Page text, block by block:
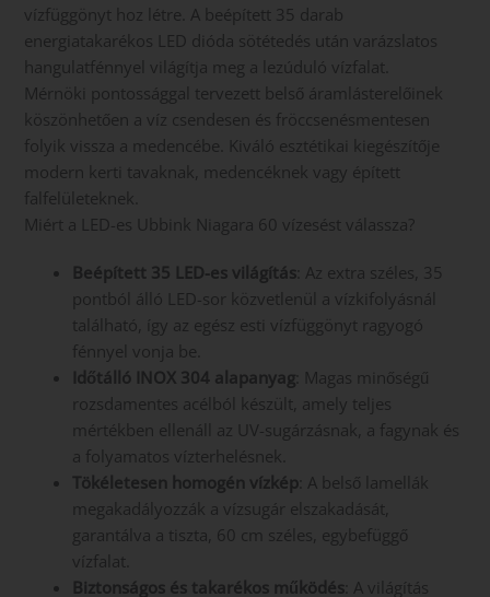
vízfüggönyt hoz létre. A beépített 35 darab
energiatakarékos LED dióda sötétedés után varázslatos
hangulatfénnyel világítja meg a lezúduló vízfalat.
Mérnöki pontossággal tervezett belső áramlásterelőinek
köszönhetően a víz csendesen és fröccsenésmentesen
folyik vissza a medencébe. Kiváló esztétikai kiegészítője
modern kerti tavaknak, medencéknek vagy épített
falfelületeknek.
Miért a LED-es Ubbink Niagara 60 vízesést válassza?
Beépített 35 LED-es világítás : Az extra széles, 35
pontból álló LED-sor közvetlenül a vízkifolyásnál
található, így az egész esti vízfüggönyt ragyogó
fénnyel vonja be.
Időtálló INOX 304 alapanyag : Magas minőségű
rozsdamentes acélból készült, amely teljes
mértékben ellenáll az UV-sugárzásnak, a fagynak és
a folyamatos vízterhelésnek.
Tökéletesen homogén vízkép : A belső lamellák
megakadályozzák a vízsugár elszakadását,
garantálva a tiszta, 60 cm széles, egybefüggő
vízfalat.
Biztonságos és takarékos működés : A világítás